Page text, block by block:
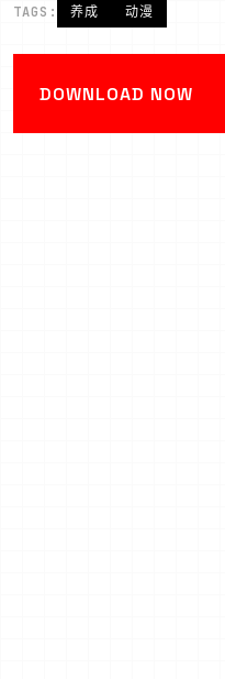
TAGS: 养成 动漫
DOWNLOAD NOW